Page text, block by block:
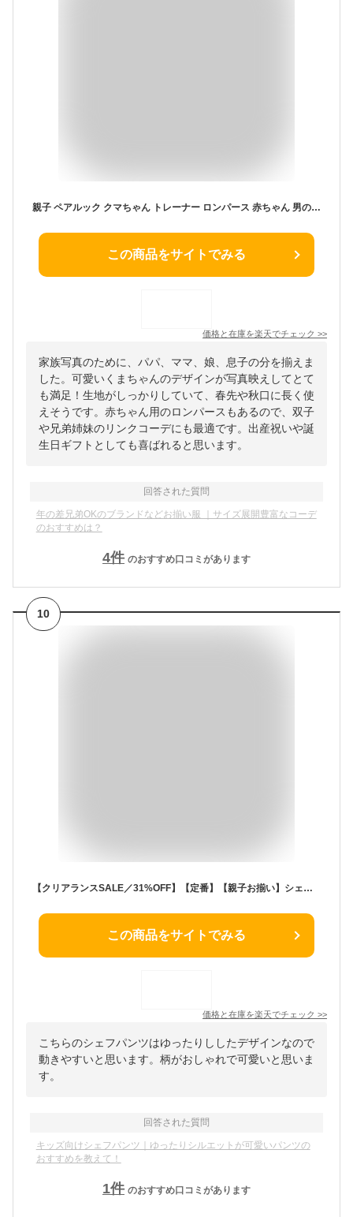
親子 ペアルック クマちゃん トレーナー ロンパース 赤ちゃん 男の子 女の子 パパ ママ 娘 息子 出産祝い プレゼント ギフト 誕生日 リンクコーデ 親子ペア ペア セット カップル 双子 コーデ お揃い おそろい 兄弟 姉妹 ベビー 家族 写真 韓国子供服 長袖 くま 熊 春 秋 冬
この商品をサイトでみる
価格と在庫を楽天でチェック >>
家族写真のために、パパ、ママ、娘、息子の分を揃えま
した。可愛いくまちゃんのデザインが写真映えしてとて
も満足！生地がしっかりしていて、春先や秋口に長く使
えそうです。赤ちゃん用のロンパースもあるので、双子
や兄弟姉妹のリンクコーデにも最適です。出産祝いや誕
生日ギフトとしても喜ばれると思います。
回答された質問
年の差兄弟OKのブランドなどお揃い服 ｜サイズ展開豊富なコーデ
のおすすめは？
4件 のおすすめ口コミがあります
10
【クリアランスSALE／31%OFF】【定番】【親子お揃い】シェフパンツ（80〜150cm）マーキーズ 子供服 綿100% キッズ ベビー 男の子 女の子 ボトムス ロングパンツ 総柄 無地 リンクコーデ 2025SS
この商品をサイトでみる
価格と在庫を楽天でチェック >>
こちらのシェフパンツはゆったりししたデザインなので
動きやすいと思います。柄がおしゃれで可愛いと思いま
す。
回答された質問
キッズ向けシェフパンツ｜ゆったりシルエットが可愛いパンツの
おすすめを教えて！
1件 のおすすめ口コミがあります